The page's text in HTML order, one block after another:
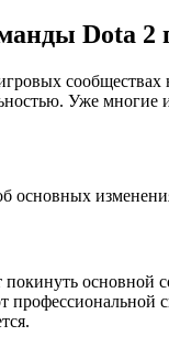
Dota
сообществах
Уже многие
основной